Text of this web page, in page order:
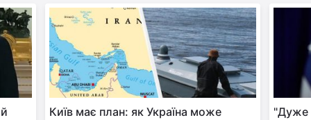
Київ має план: як Україна може
"Дуже